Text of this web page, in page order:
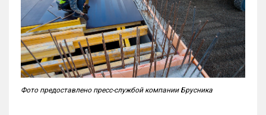
Фото предоставлено пресс-службой компании Брусника